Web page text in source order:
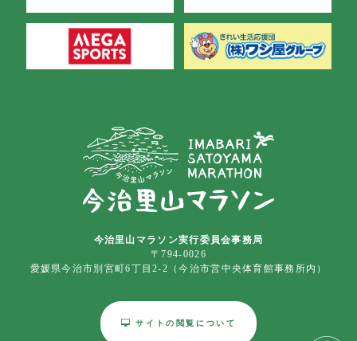
今治里山マラソン実行委員会事務局
〒794-0026
愛媛県今治市別宮町6丁目2-2（今治市営中央体育館事務所内）
サイトの閲覧について